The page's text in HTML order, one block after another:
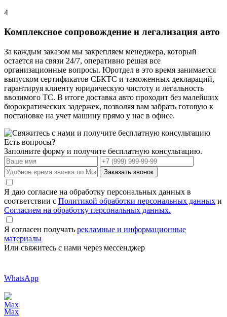
4
Комплексное сопровождение и легализация авто
За каждым заказом мы закрепляем менеджера, который
остается на связи 24/7, оперативно решая все
организационные вопросы. Юротдел в это время занимается
выпуском сертификатов СБКТС и таможенных деклараций,
гарантируя клиенту юридическую чистоту и легальность
ввозимого ТС. В итоге доставка авто проходит без малейших
бюрократических задержек, позволяя вам забрать готовую к
постановке на учет машину прямо у нас в офисе.
Есть вопросы?
Заполните форму и получите бесплатную консультацию.
Заказать звонок
Я даю согласие на обработку персональных данных в
соответствии с Политикой обработки персональных данных и
Согласием на обработку персональных данных.
Я согласен получать рекламные и информационные
материалы
Или свяжитесь с нами через мессенджер
WhatsApp
Max